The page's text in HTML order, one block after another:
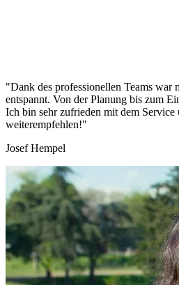
"Dank des professionellen Teams war
entspannt. Von der Planung bis zum
Ich bin sehr zufrieden mit dem
weiterempfehlen!"
Josef Hempel